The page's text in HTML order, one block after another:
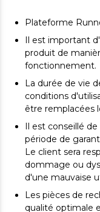
Plateforme
Il est important
produit de
fonctionnement.
La durée de vie
conditions
être remplacées
Il est conseillé
période de
Le client sera
dommage ou
d'une mauvaise
Les pièces de
qualité optimale